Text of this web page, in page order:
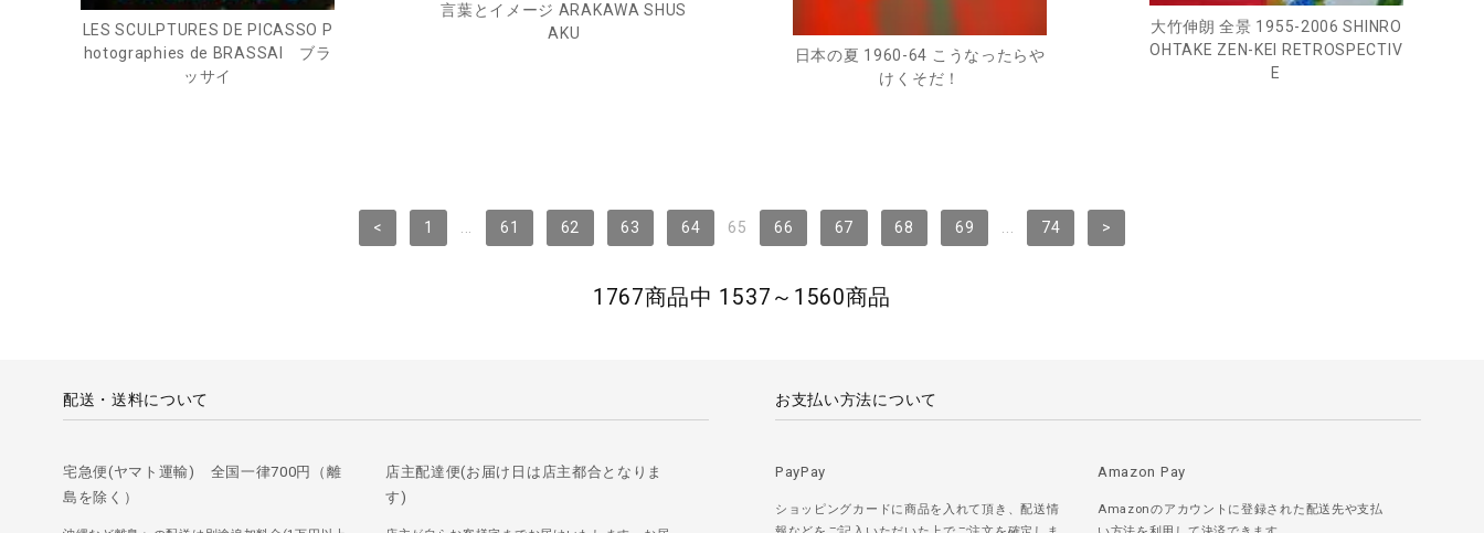
LES SCULPTURES DE PICASSO P
hotographies de BRASSAI ブラ
ッサイ
言葉とイメージ ARAKAWA SHUS
AKU
日本の夏 1960-64 こうなったらや
けくそだ！
大竹伸朗 全景 1955-2006 SHINRO
OHTAKE ZEN-KEI RETROSPECTIV
E
< 1 ... 61 62 63 64 65 66 67 68 69 ... 74 >
1767商品中 1537～1560商品
配送・送料について
宅急便(ヤマト運輸) 全国一律700円（離
島を除く）
店主配達便(お届け日は店主都合となりま
す)
お支払い方法について
PayPay
ショッピングカードに商品を入れて頂き、配送情
Amazon Pay
Amazonのアカウントに登録された配送先や支払